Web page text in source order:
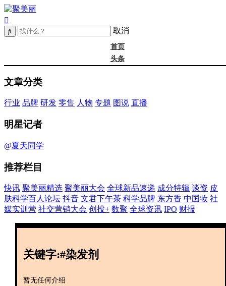
取消
首页
头条
成分
中国妆
实训营
创投+
文章分类
行业 品牌 研发 零售 人物 专题 图说 直播
明星记者
@夏天同学
推荐栏目
快讯 聚美丽精选 聚美丽大会 全球新品速递 成分特辑 谈资 皮
肤科学百人论坛 抖音 文君下午茶 科学品牌 东方香 中国妆 社
媒实训营 社交营销大会 创投+ 数聚 全球资讯 IPO 财报
关键字:#染发剂
暂无任何介绍